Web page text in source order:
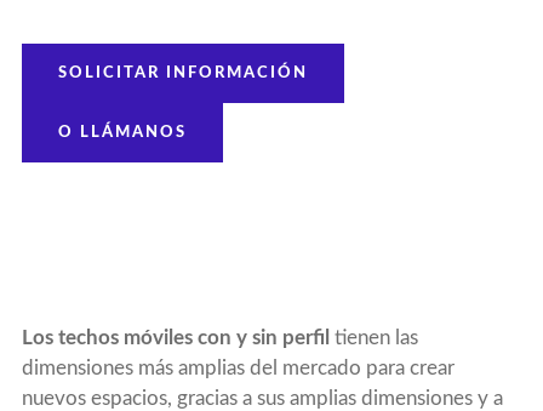
SOLICITAR INFORMACIÓN
O LLÁMANOS
Los techos móviles con y sin perfil tienen las
dimensiones más amplias del mercado para crear
nuevos espacios, gracias a sus amplias dimensiones y a